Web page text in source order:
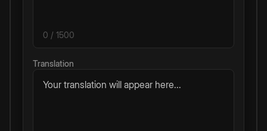
0 / 1500
Translation
Your translation will appear here...